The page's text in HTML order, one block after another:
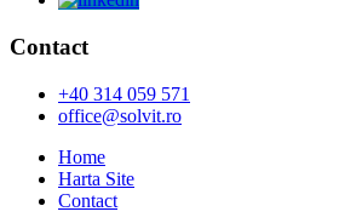
Contact
+40 314 059 571
office@solvit.ro
Home
Harta Site
Contact